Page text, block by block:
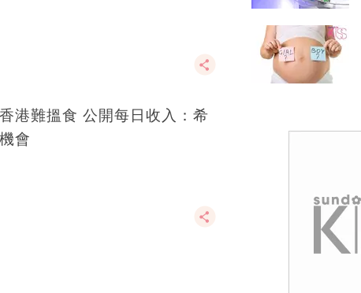
港難搵食 公開每日收入：希
會